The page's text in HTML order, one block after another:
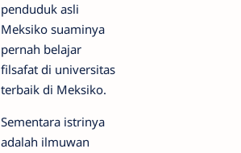
penduduk asli
Meksiko suaminya
pernah belajar
filsafat di universitas
terbaik di Meksiko.
Sementara istrinya
adalah ilmuwan